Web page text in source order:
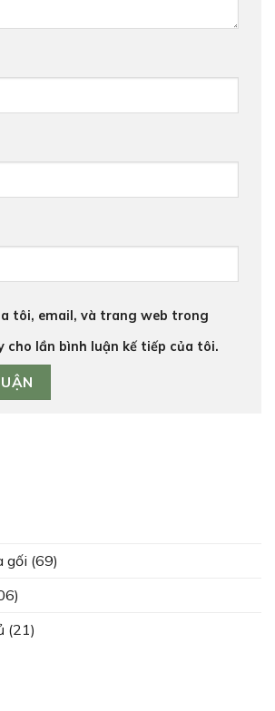
tôi, email, và trang web trong
cho lần bình luận kế tiếp của tôi.
gối (69)
(21)